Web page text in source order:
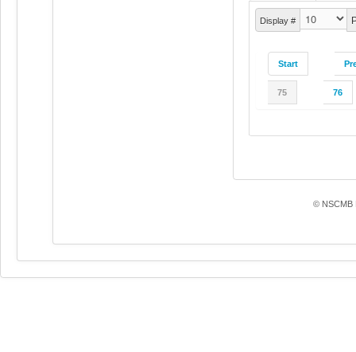
Display #
Start
75 76
© NSCMB